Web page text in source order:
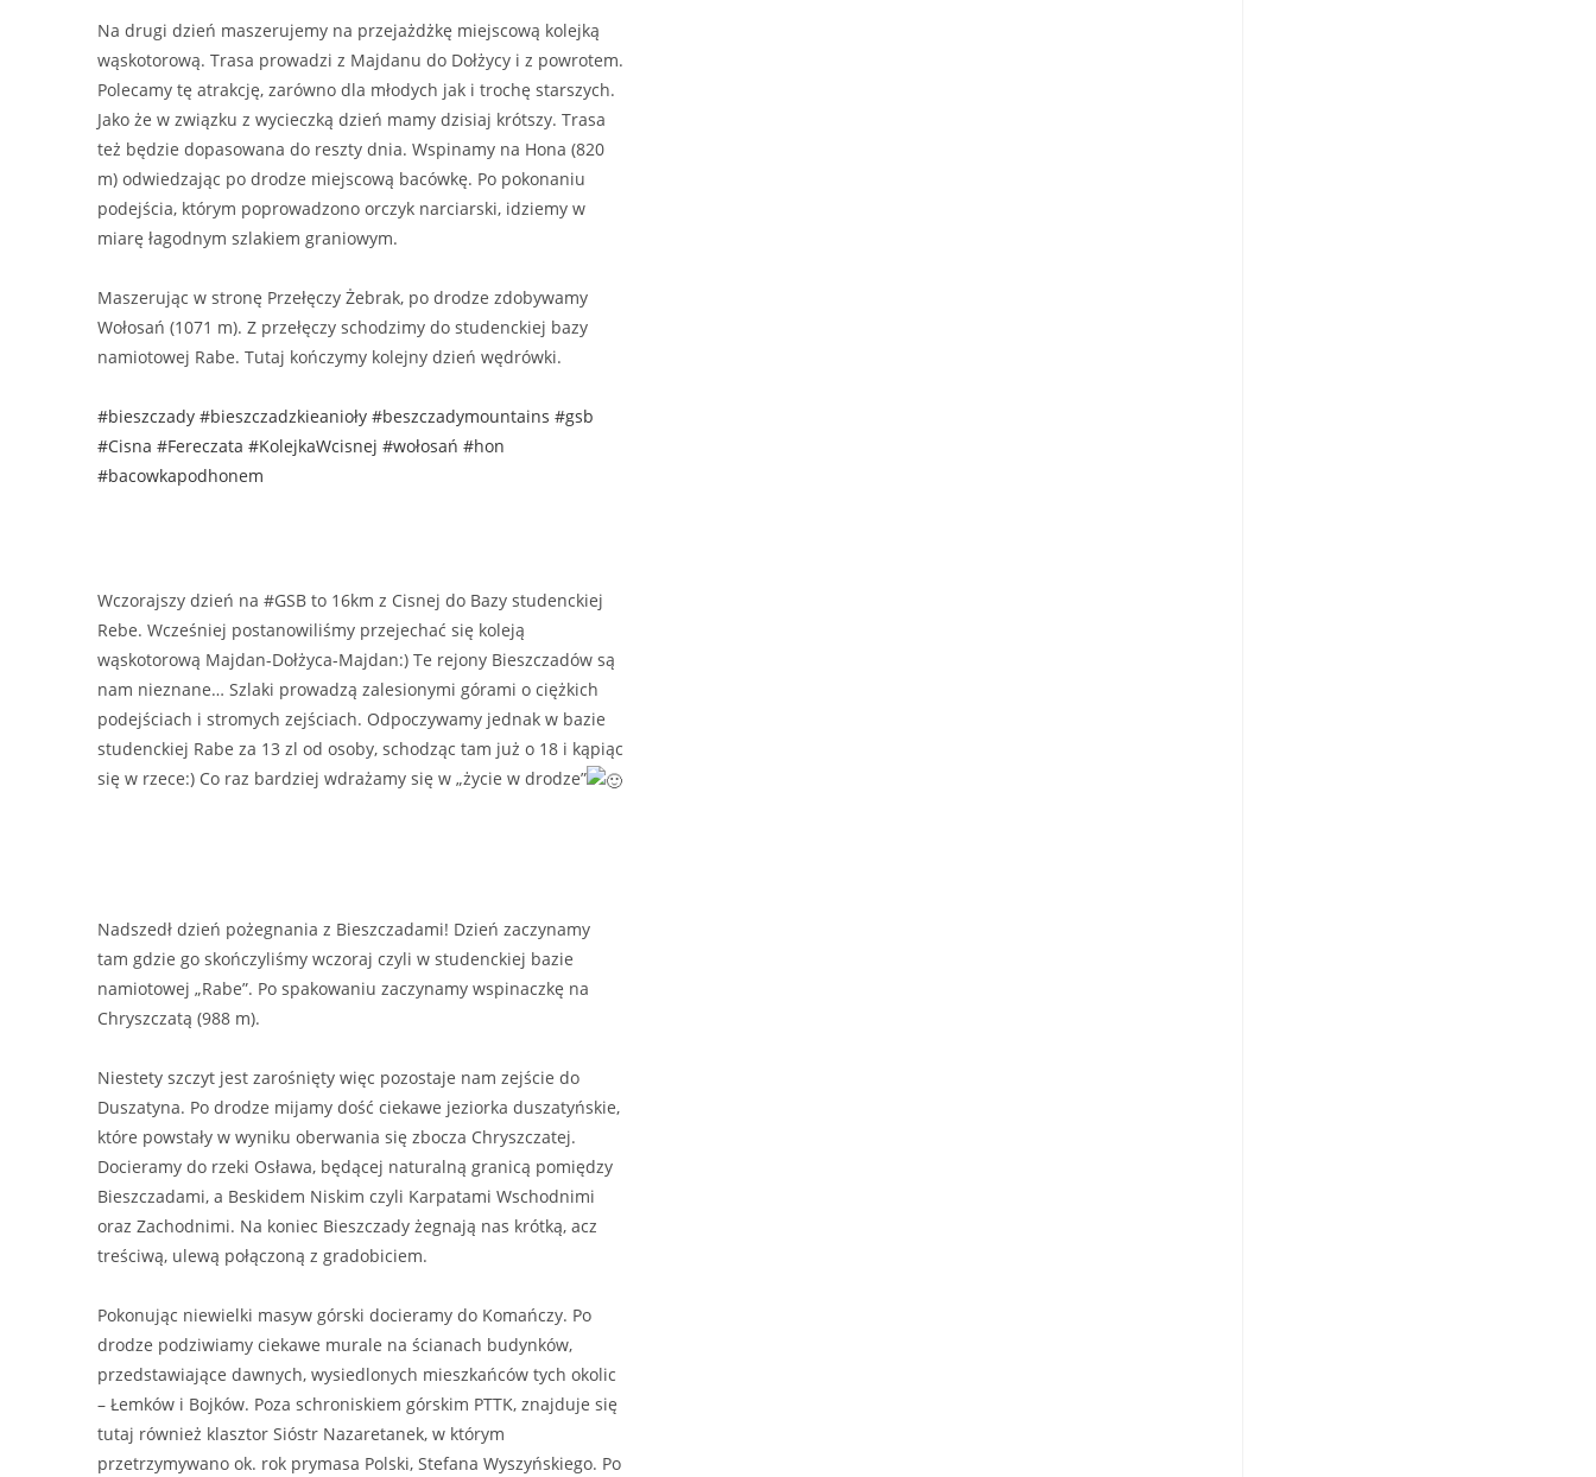
Na drugi dzień maszerujemy na przejażdżkę miejscową kolejką
wąskotorową. Trasa prowadzi z Majdanu do Dołżycy i z powrotem.
Polecamy tę atrakcję, zarówno dla młodych jak i trochę starszych.
Jako że w związku z wycieczką dzień mamy dzisiaj krótszy. Trasa
też będzie dopasowana do reszty dnia. Wspinamy na Hona (820
m) odwiedzając po drodze miejscową bacówkę. Po pokonaniu
podejścia, którym poprowadzono orczyk narciarski, idziemy w
miarę łagodnym szlakiem graniowym.
Maszerując w stronę Przełęczy Żebrak, po drodze zdobywamy
Wołosań (1071 m). Z przełęczy schodzimy do studenckiej bazy
namiotowej Rabe. Tutaj kończymy kolejny dzień wędrówki.
#bieszczady #bieszczadzkieanioły #beszczadymountains #gsb
#Cisna #Fereczata #KolejkaWcisnej #wołosań #hon
#bacowkapodhonem
Wczorajszy dzień na #GSB to 16km z Cisnej do Bazy studenckiej
Rebe. Wcześniej postanowiliśmy przejechać się koleją
wąskotorową Majdan-Dołżyca-Majdan:) Te rejony Bieszczadów są
nam nieznane… Szlaki prowadzą zalesionymi górami o ciężkich
podejściach i stromych zejściach. Odpoczywamy jednak w bazie
studenckiej Rabe za 13 zl od osoby, schodząc tam już o 18 i kąpiąc
się w rzece:) Co raz bardziej wdrażamy się w „życie w drodze”
Nadszedł dzień pożegnania z Bieszczadami! Dzień zaczynamy
tam gdzie go skończyliśmy wczoraj czyli w studenckiej bazie
namiotowej „Rabe”. Po spakowaniu zaczynamy wspinaczkę na
Chryszczatą (988 m).
Niestety szczyt jest zarośnięty więc pozostaje nam zejście do
Duszatyna. Po drodze mijamy dość ciekawe jeziorka duszatyńskie,
które powstały w wyniku oberwania się zbocza Chryszczatej.
Docieramy do rzeki Osława, będącej naturalną granicą pomiędzy
Bieszczadami, a Beskidem Niskim czyli Karpatami Wschodnimi
oraz Zachodnimi. Na koniec Bieszczady żegnają nas krótką, acz
treściwą, ulewą połączoną z gradobiciem.
Pokonując niewielki masyw górski docieramy do Komańczy. Po
drodze podziwiamy ciekawe murale na ścianach budynków,
przedstawiające dawnych, wysiedlonych mieszkańców tych okolic
– Łemków i Bojków. Poza schroniskiem górskim PTTK, znajduje się
tutaj również klasztor Sióstr Nazaretanek, w którym
przetrzymywano ok. rok prymasa Polski, Stefana Wyszyńskiego. Po